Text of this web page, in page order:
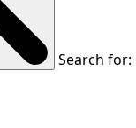
Search for: